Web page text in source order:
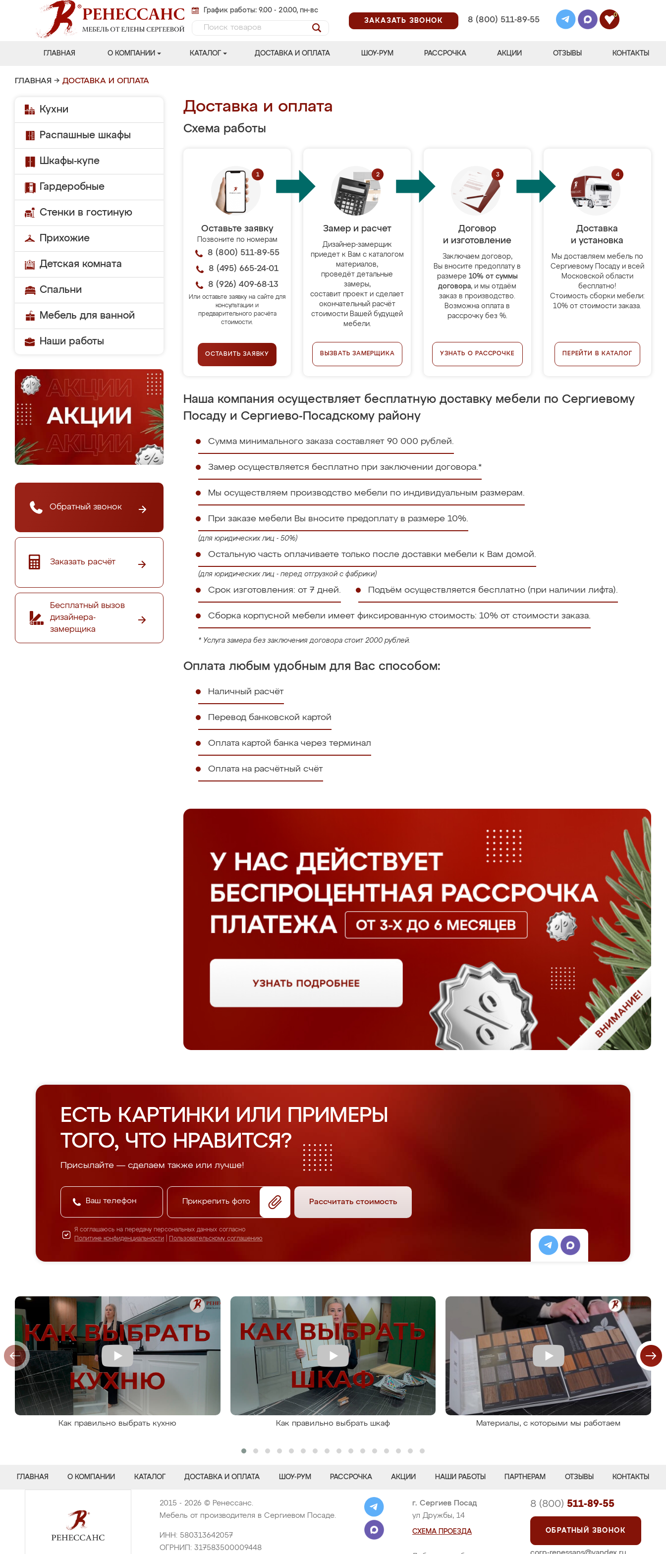
График работы: 9.00 - 20.00, пн-вс
ЗАКАЗАТЬ ЗВОНОК
8 (800) 511-89-55
0
ГЛАВНАЯ О КОМПАНИИ КАТАЛОГ ДОСТАВКА И ОПЛАТА ШОУ-РУМ РАССРОЧКА АКЦИИ ОТЗЫВЫ КОНТАКТЫ
ГЛАВНАЯ → ДОСТАВКА И ОПЛАТА
Кухни
Распашные шкафы
Шкафы-купе
Гардеробные
Стенки в гостиную
Прихожие
Детская комната
Спальни
Мебель для ванной
Наши работы
Обратный звонок
Заказать расчёт
Бесплатный вызов
дизайнера-
замерщика
Доставка и оплата
Схема работы
Оставьте заявку
Позвоните по номерам
8 (800) 511-89-55
8 (495) 665-24-01
8 (926) 409-68-13
Или оставьте заявку на сайте для
консультации и
предварительного расчёта
стоимости.
ОСТАВИТЬ ЗАЯВКУ
Замер и расчет
Дизайнер-замерщик
приедет к Вам с каталогом
материалов,
проведёт детальные
замеры,
составит проект и сделает
окончательный расчёт
стоимости Вашей будущей
мебели.
ВЫЗВАТЬ ЗАМЕРЩИКА
Договор
и изготовление
Заключаем договор,
Вы вносите предоплату в
размере 10% от суммы
договора, и мы отдаём
заказ в производство.
Возможна оплата в
рассрочку без %.
УЗНАТЬ О РАССРОЧКЕ
Доставка
и установка
Мы доставляем мебель по
Сергиевому Посаду и всей
Московской области
бесплатно!
Стоимость сборки мебели:
10% от стоимости заказа.
ПЕРЕЙТИ В КАТАЛОГ
Наша компания осуществляет бесплатную доставку мебели по Сергиевому
Посаду и Сергиево-Посадскому району
Сумма минимального заказа составляет 90 000 рублей.
Замер осуществляется бесплатно при заключении договора.*
Мы осуществляем производство мебели по индивидуальным размерам.
При заказе мебели Вы вносите предоплату в размере 10%.
(для юридических лиц - 50%)
Остальную часть оплачиваете только после доставки мебели к Вам домой.
(для юридических лиц - перед отгрузкой с фабрики)
Срок изготовления: от 7 дней. Подъём осуществляется бесплатно (при наличии лифта).
Сборка корпусной мебели имеет фиксированную стоимость: 10% от стоимости заказа.
* Услуга замера без заключения договора стоит 2000 рублей.
Оплата любым удобным для Вас способом:
Наличный расчёт
Перевод банковской картой
Оплата картой банка через терминал
Оплата на расчётный счёт
ЕСТЬ КАРТИНКИ ИЛИ ПРИМЕРЫ
ТОГО, ЧТО НРАВИТСЯ?
Присылайте — сделаем также или лучше!
Прикрепить фото Рассчитать стоимость
Я соглашаюсь на передачу персональных данных согласно
Политике конфиденциальности
Пользовательскому соглашению
Как правильно выбрать кухню Как правильно выбрать шкаф Материалы, с которыми мы работаем
ГЛАВНАЯ О КОМПАНИИ КАТАЛОГ ДОСТАВКА И ОПЛАТА ШОУ-РУМ РАССРОЧКА АКЦИИ НАШИ РАБОТЫ ПАРТНЕРАМ ОТЗЫВЫ КОНТАКТЫ
2015 - 2026 © Ренессанс.
Мебель от производителя в Сергиевом Посаде.
ИНН: 580313642057
ОГРНИП: 317583500009448
г. Сергиев Посад
ул Дружбы, 14
СХЕМА ПРОЕЗДА
8 (800) 511-89-55
ОБРАТНЫЙ ЗВОНОК